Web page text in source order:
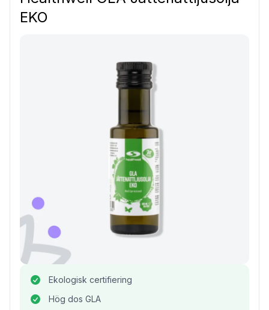
EKO
Ekologisk certifiering
Hög dos GLA